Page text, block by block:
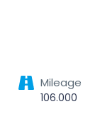
Mileage
106.000